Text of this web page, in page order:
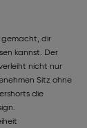
gemacht, dir
kannst. Der
nicht nur
Sitz ohne
die